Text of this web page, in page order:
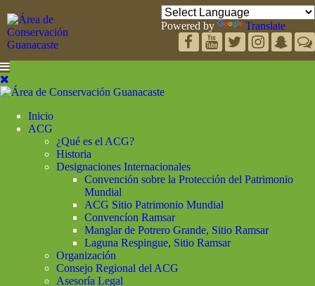
Powered by Translate
Inicio
ACG
¿Qué es el ACG?
Historia
Designaciones Internacionales
Convención sobre la Protección del Patrimonio
Mundial
ACG Sitio Patrimonio Mundial
Convencíon Ramsar
Manglar de Potrero Grande, Sitio Ramsar
Laguna Respingue, Sitio Ramsar
Organización
Consejo Regional del ACG
Asesoría Legal